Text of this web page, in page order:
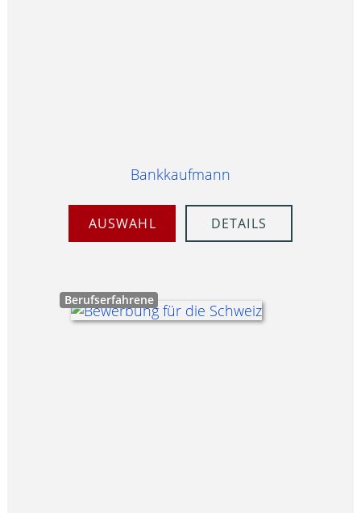
Bankkaufmann
AUSWAHL DETAILS
Berufserfahrene